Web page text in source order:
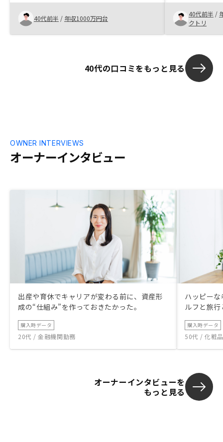
どを使用し円滑に話が進んだ。奥さんにも
丁寧に説明してくれた。書類が多すぎるの
で、もう少しシンプルにして欲しい。ハン
コやサインだらけ。
40代前半 / 年収1000万円台
という点が気
ました。40代前半 /
クトリ
40代の口コミをもっと見る
オーナーインタビュー
OWNER INTERVIEWS
出産や育休でキャリアが変わる前に、資産形
成の“仕組み”を作っておきたかった。
購入時データ
20代 / 金融機関勤務
ハッピー
ルフと旅
購入時データ
50代 / 化粧
オーナーインタビューを
もっと見る